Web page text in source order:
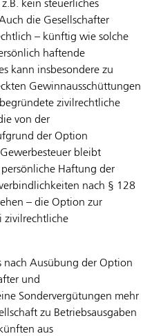
kein steuerliches
die Gesellschafter
– künftig wie solche
haftende
kann insbesondere zu
Gewinnausschüttungen
zivilrechtliche
von der
der Option
bleibt
Haftung der
nach § 128
– die Option zur
zivilrechtliche
nach Ausübung der Option
und
Sondervergütungen mehr
zu Betriebsausgaben
aus